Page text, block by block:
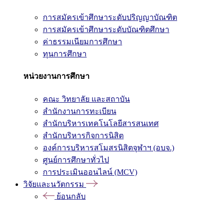
การสมัครเข้าศึกษาระดับปริญญาบัณฑิต
การสมัครเข้าศึกษาระดับบัณฑิตศึกษา
ค่าธรรมเนียมการศึกษา
ทุนการศึกษา
หน่วยงานการศึกษา
คณะ วิทยาลัย และสถาบัน
สำนักงานการทะเบียน
สำนักบริหารเทคโนโลยีสารสนเทศ
สำนักบริหารกิจการนิสิต
องค์การบริหารสโมสรนิสิตจุฬาฯ (อบจ.)
ศูนย์การศึกษาทั่วไป
การประเมินออนไลน์ (MCV)
วิจัยและนวัตกรรม
ย้อนกลับ